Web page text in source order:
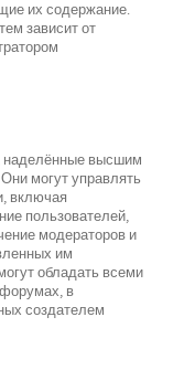
их содержание.
зависит от
наделённые высшим
могут управлять
включая
пользователей,
модераторов и
им
обладать всеми
в
создателем